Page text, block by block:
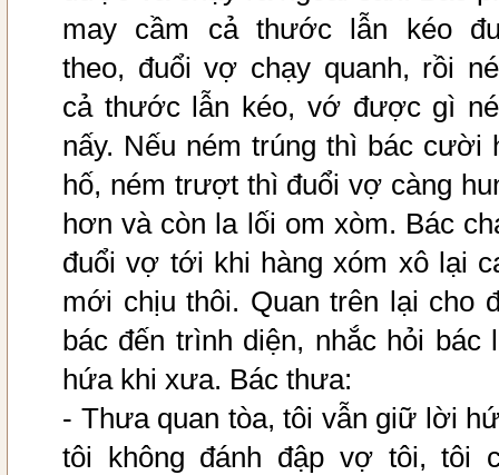
may cầm cả thước lẫn kéo
theo, đuổi vợ chạy quanh, rồi
cả thước lẫn kéo, vớ được gì
nấy. Nếu ném trúng thì bác cười
hố, ném trượt thì đuổi vợ càng
hơn và còn la lối om xòm. Bác
đuổi vợ tới khi hàng xóm xô lại
mới chịu thôi. Quan trên lại cho
bác đến trình diện, nhắc hỏi bác
hứa khi xưa. Bác thưa:
- Thưa quan tòa, tôi vẫn giữ lời
tôi không đánh đập vợ tôi, tôi